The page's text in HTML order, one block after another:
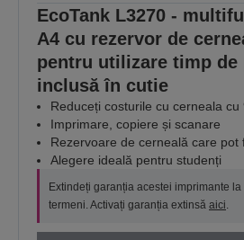
EcoTank L3270 -
A4 cu rezervor de
pentru utilizare timp de
inclusă în cutie
Reduceți costurile cu cerneala cu
Imprimare, copiere și scanare
Rezervoare de cerneală care pot
Alegere ideală pentru studenți
Extindeți garanția acestei imprimante
termeni. Activați garanția extinsă aici.